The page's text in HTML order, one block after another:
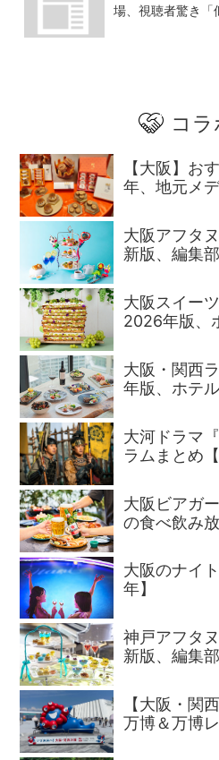
場、視聴者驚き「
コラ
【大阪】お
年、地元メ
大阪アフタ
新版、編集
大阪スイー
2026年版、
大阪・関西
年版、ホテ
大河ドラマ
ラムまとめ
大阪ビアガ
の食べ飲み
大阪のナイ
年】
神戸アフタ
新版、編集
【大阪・関
万博＆万博